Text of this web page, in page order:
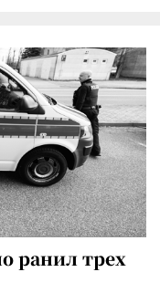
ранил трех